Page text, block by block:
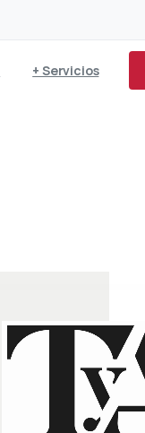
+ Servicios